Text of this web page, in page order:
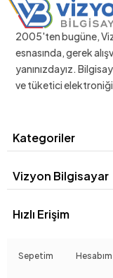
2005'ten bugüne,
esnasında, gerek
yanınızdayız.
ve tüketici
Kategoriler
Vizyon Bilgisayar
Hızlı Erişim
Sepetim Hesabım